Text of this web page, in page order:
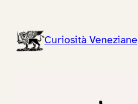
contenutoCuriosità Veneziane